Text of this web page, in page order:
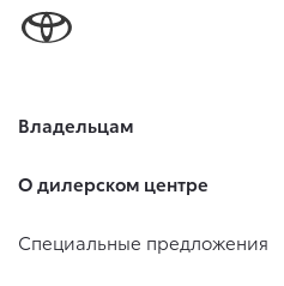
Владельцам
О дилерском центре
Специальные предложения